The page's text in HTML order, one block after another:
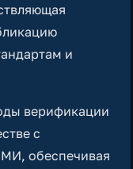
и
верификации
с
обеспечивая